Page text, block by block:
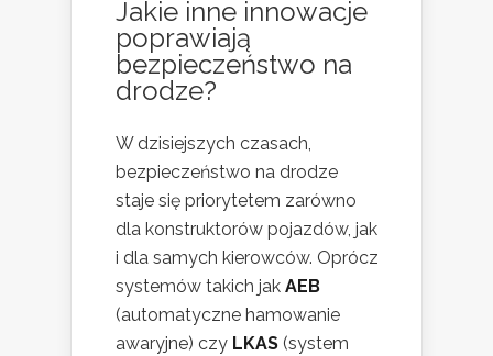
Jakie inne innowacje
poprawiają
bezpieczeństwo na
drodze?
W dzisiejszych czasach,
bezpieczeństwo na drodze
staje się priorytetem zarówno
dla konstruktorów pojazdów, jak
i dla samych kierowców. Oprócz
systemów takich jak AEB
(automatyczne hamowanie
awaryjne) czy LKAS (system